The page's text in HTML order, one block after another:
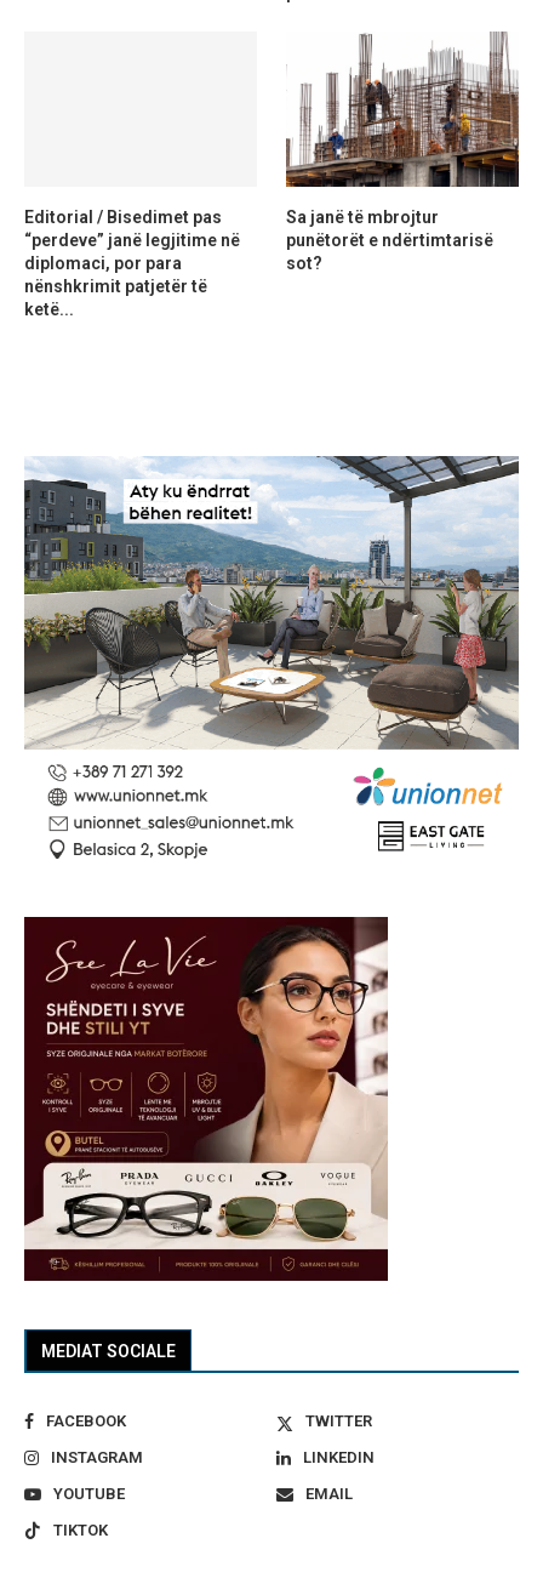
MEDIAT SOCIALE
FACEBOOK
TWITTER
INSTAGRAM
LINKEDIN
YOUTUBE
EMAIL
TIKTOK
Editorial / Bisedimet pas
“perdeve” janë legjitime në
diplomaci, por para
nënshkrimit patjetër të
ketë...
Sa janë të mbrojtur
punëtorët e ndërtimtarisë
sot?